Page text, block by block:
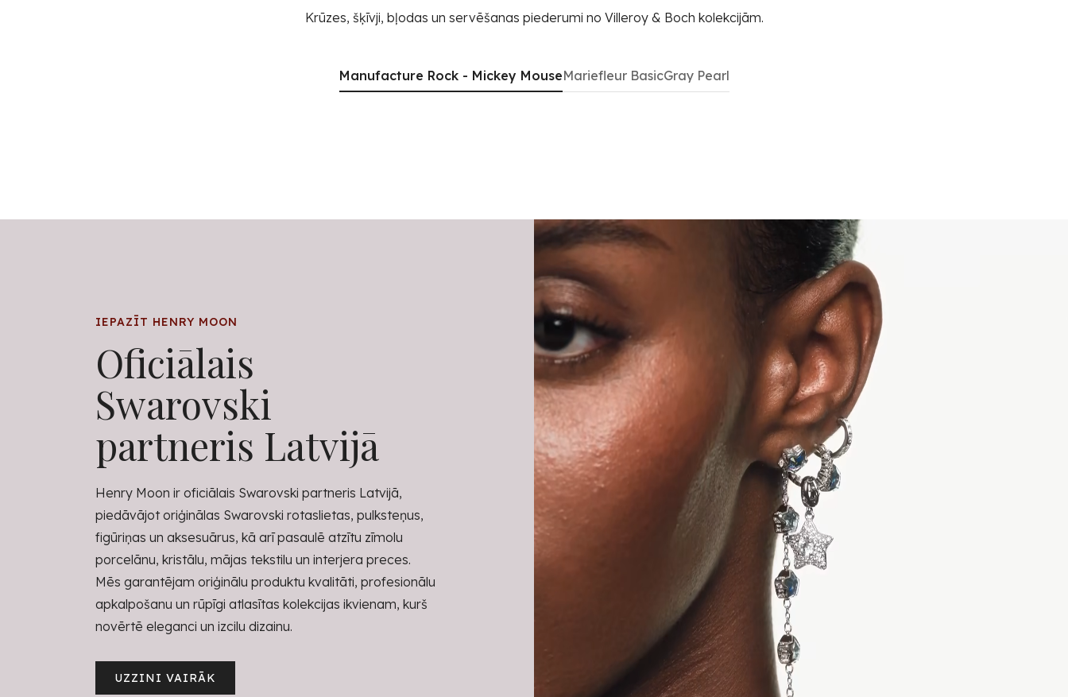
Krūzes, šķīvji, bļodas un servēšanas piederumi no Villeroy & Boch kolekcijām.
Manufacture Rock - Mickey MouseMariefleur BasicGray Pearl
IEPAZĪT HENRY MOON
Oficiālais
Swarovski
partneris Latvijā
Henry Moon ir oficiālais Swarovski partneris Latvijā,
piedāvājot oriģinālas Swarovski rotaslietas, pulksteņus,
figūriņas un aksesuārus, kā arī pasaulē atzītu zīmolu
porcelānu, kristālu, mājas tekstilu un interjera preces.
Mēs garantējam oriģinālu produktu kvalitāti, profesionālu
apkalpošanu un rūpīgi atlasītas kolekcijas ikvienam, kurš
novērtē eleganci un izcilu dizainu.
UZZINI VAIRĀK